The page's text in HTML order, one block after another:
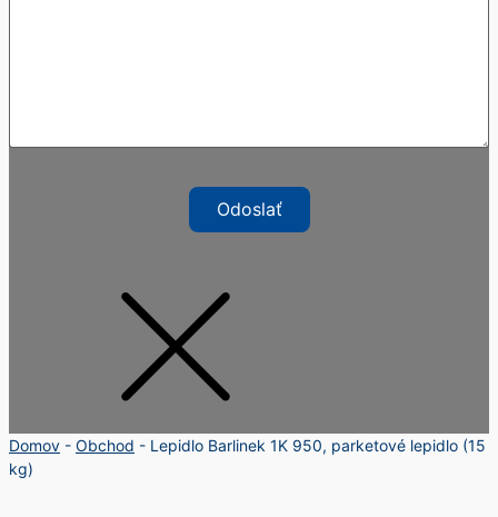
Odoslať
Domov - Obchod - Lepidlo Barlinek 1K 950, parketové lepidlo (15
kg)